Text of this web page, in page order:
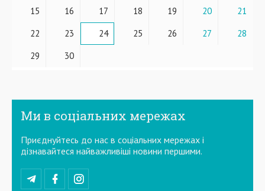
15
16 17 18 19 20
21
22
23 24 25 26 27
28
29
30
Ми в соціальних мережах
Приєднуйтесь до нас в соціальних мережах і
дізнавайтеся найважливіші новини першими.